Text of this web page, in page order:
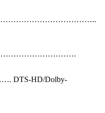
DTS-HD/Dolby-